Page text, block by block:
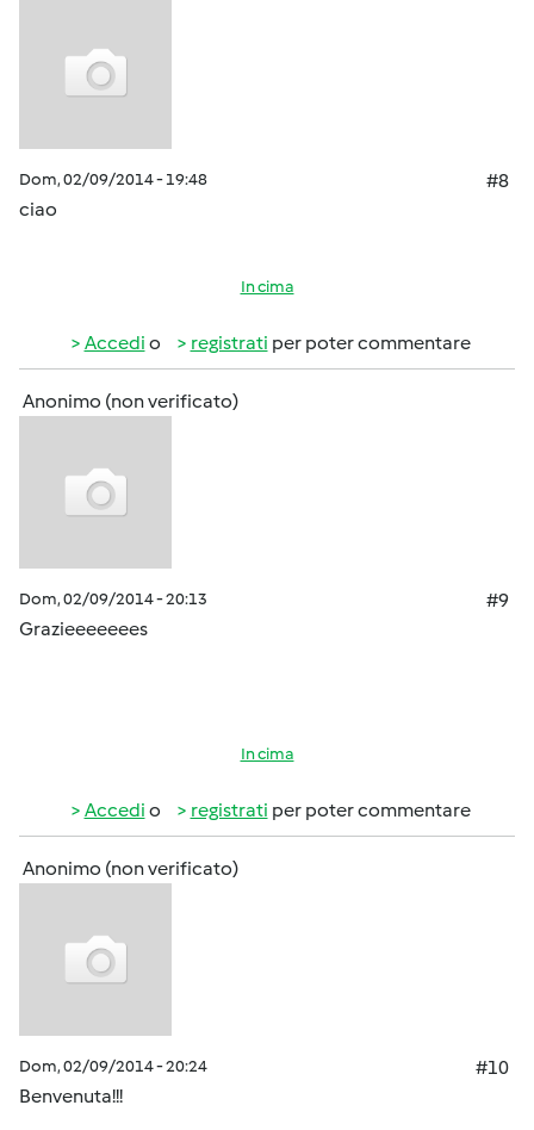
Dom, 02/09/2014 - 19:48
#8
ciao
In cima
Accedi o registrati per poter commentare
Anonimo (non verificato)
Dom, 02/09/2014 - 20:13
#9
Grazieeeeeees
In cima
Accedi o registrati per poter commentare
Anonimo (non verificato)
Dom, 02/09/2014 - 20:24
#10
Benvenuta!!!